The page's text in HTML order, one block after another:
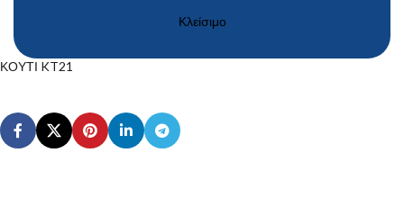
Κλείσιμο
ΚΟΥΤΙ KT21